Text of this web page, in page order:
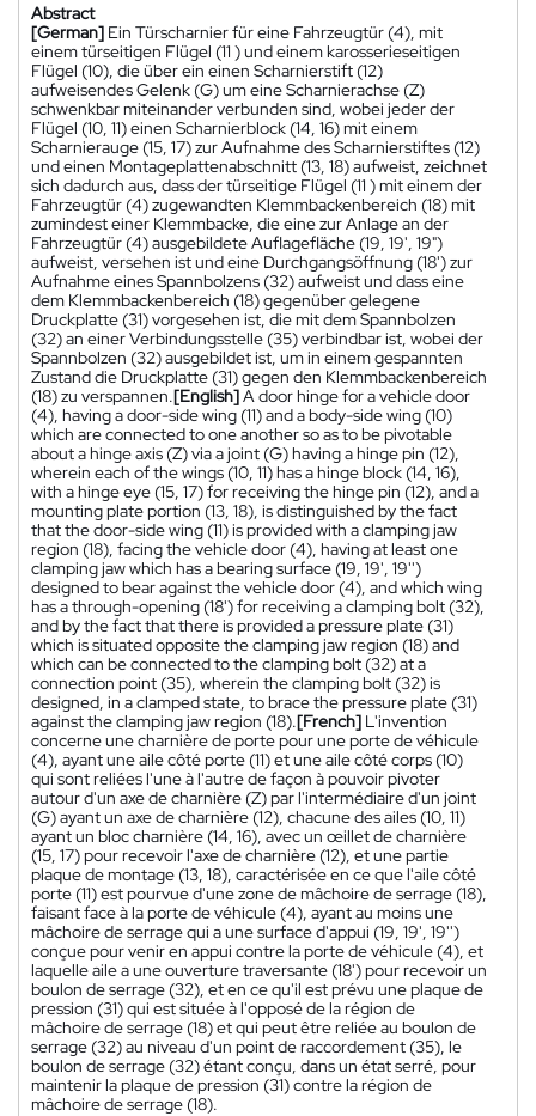
Abstract
[German] Ein Türscharnier für eine Fahrzeugtür (4), mit
einem türseitigen Flügel (11 ) und einem karosserieseitigen
Flügel (10), die über ein einen Scharnierstift (12)
aufweisendes Gelenk (G) um eine Scharnierachse (Z)
schwenkbar miteinander verbunden sind, wobei jeder der
Flügel (10, 11) einen Scharnierblock (14, 16) mit einem
Scharnierauge (15, 17) zur Aufnahme des Scharnierstiftes (12)
und einen Montageplattenabschnitt (13, 18) aufweist, zeichnet
sich dadurch aus, dass der türseitige Flügel (11 ) mit einem der
Fahrzeugtür (4) zugewandten Klemmbackenbereich (18) mit
zumindest einer Klemmbacke, die eine zur Anlage an der
Fahrzeugtür (4) ausgebildete Auflagefläche (19, 19', 19")
aufweist, versehen ist und eine Durchgangsöffnung (18') zur
Aufnahme eines Spannbolzens (32) aufweist und dass eine
dem Klemmbackenbereich (18) gegenüber gelegene
Druckplatte (31) vorgesehen ist, die mit dem Spannbolzen
(32) an einer Verbindungsstelle (35) verbindbar ist, wobei der
Spannbolzen (32) ausgebildet ist, um in einem gespannten
Zustand die Druckplatte (31) gegen den Klemmbackenbereich
(18) zu verspannen.[English]A door hinge for a vehicle door
(4), having a door-side wing (11) and a body-side wing (10)
which are connected to one another so as to be pivotable
about a hinge axis (Z) via a joint (G) having a hinge pin (12),
wherein each of the wings (10, 11) has a hinge block (14, 16),
with a hinge eye (15, 17) for receiving the hinge pin (12), and a
mounting plate portion (13, 18), is distinguished by the fact
that the door-side wing (11) is provided with a clamping jaw
region (18), facing the vehicle door (4), having at least one
clamping jaw which has a bearing surface (19, 19', 19'')
designed to bear against the vehicle door (4), and which wing
has a through-opening (18') for receiving a clamping bolt (32),
and by the fact that there is provided a pressure plate (31)
which is situated opposite the clamping jaw region (18) and
which can be connected to the clamping bolt (32) at a
connection point (35), wherein the clamping bolt (32) is
designed, in a clamped state, to brace the pressure plate (31)
against the clamping jaw region (18).[French] L'invention
concerne une charnière de porte pour une porte de véhicule
(4), ayant une aile côté porte (11) et une aile côté corps (10)
qui sont reliées l'une à l'autre de façon à pouvoir pivoter
autour d'un axe de charnière (Z) par l'intermédiaire d'un joint
(G) ayant un axe de charnière (12), chacune des ailes (10, 11)
ayant un bloc charnière (14, 16), avec un œillet de charnière
(15, 17) pour recevoir l'axe de charnière (12), et une partie
plaque de montage (13, 18), caractérisée en ce que l'aile côté
porte (11) est pourvue d'une zone de mâchoire de serrage (18),
faisant face à la porte de véhicule (4), ayant au moins une
mâchoire de serrage qui a une surface d'appui (19, 19', 19'')
conçue pour venir en appui contre la porte de véhicule (4), et
laquelle aile a une ouverture traversante (18') pour recevoir un
boulon de serrage (32), et en ce qu'il est prévu une plaque de
pression (31) qui est située à l'opposé de la région de
mâchoire de serrage (18) et qui peut être reliée au boulon de
serrage (32) au niveau d'un point de raccordement (35), le
boulon de serrage (32) étant conçu, dans un état serré, pour
maintenir la plaque de pression (31) contre la région de
mâchoire de serrage (18).